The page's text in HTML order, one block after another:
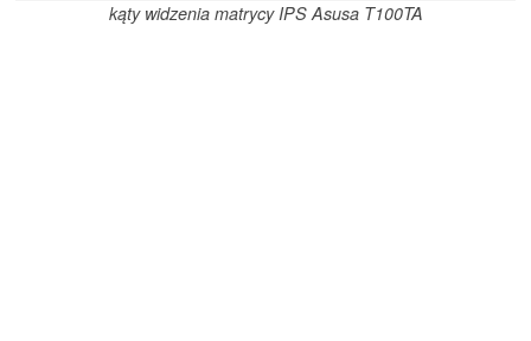
kąty widzenia matrycy IPS Asusa T100TA